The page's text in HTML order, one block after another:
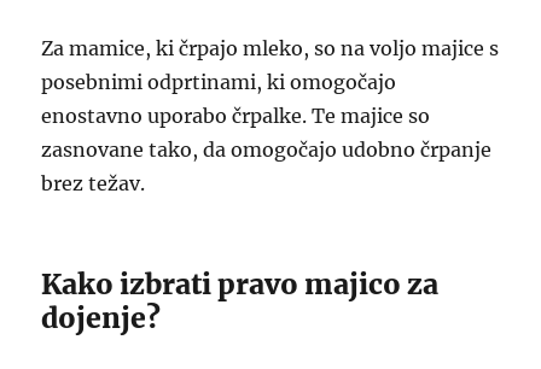
Za mamice, ki črpajo mleko, so na voljo majice s
posebnimi odprtinami, ki omogočajo
enostavno uporabo črpalke. Te majice so
zasnovane tako, da omogočajo udobno črpanje
brez težav.
Kako izbrati pravo majico za
dojenje?